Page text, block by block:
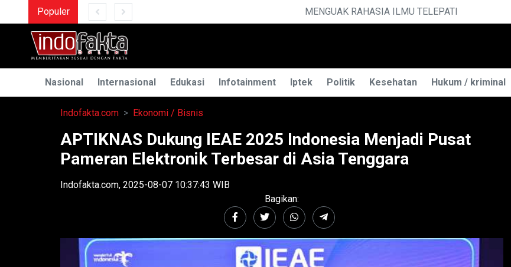
Populer
Nasional Internasional Edukasi Infotainment Iptek Politik Kesehatan Hukum / kriminal
Indofakta.com Ekonomi / Bisnis
APTIKNAS Dukung IEAE 2025 Indonesia Menjadi Pusat
Pameran Elektronik Terbesar di Asia Tenggara
Indofakta.com, 2025-08-07 10:37:43 WIB
Bagikan: